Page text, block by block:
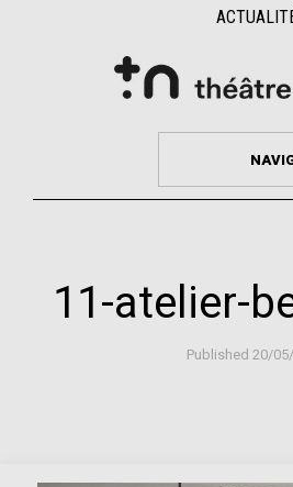
11-atelier-
Published 20/